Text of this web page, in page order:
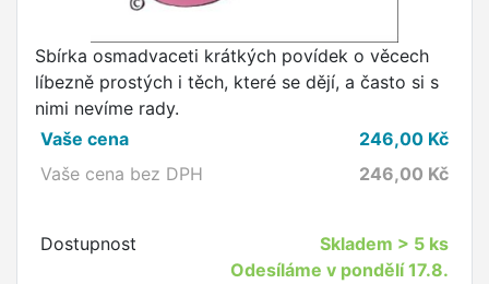
Sbírka osmadvaceti krátkých povídek o věcech
líbezně prostých i těch, které se dějí, a často si s
nimi nevíme rady.
Vaše cena
246,00 Kč
Vaše cena bez DPH
246,00 Kč
Dostupnost Skladem > 5 ks
Odesíláme v pondělí 17.8.